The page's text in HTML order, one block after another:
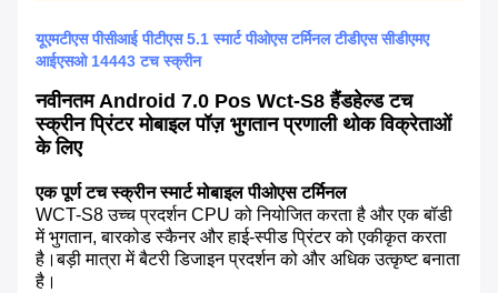
यूएमटीएस पीसीआई पीटीएस 5.1 स्मार्ट पीओएस टर्मिनल टीडीएस सीडीएमए
आईएसओ 14443 टच स्क्रीन
नवीनतम Android 7.0 Pos Wct-S8 हैंडहेल्ड टच
स्क्रीन प्रिंटर मोबाइल पॉज़ भुगतान प्रणाली थोक विक्रेताओं
के लिए
एक पूर्ण टच स्क्रीन स्मार्ट मोबाइल पीओएस टर्मिनल
WCT-S8 उच्च प्रदर्शन CPU को नियोजित करता है और एक बॉडी
में भुगतान, बारकोड स्कैनर और हाई-स्पीड प्रिंटर को एकीकृत करता
है।बड़ी मात्रा में बैटरी डिजाइन प्रदर्शन को और अधिक उत्कृष्ट बनाता
है।